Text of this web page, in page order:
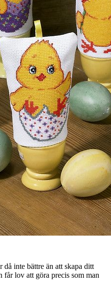
då inte bättre än att skapa ditt
får lov att göra precis som man